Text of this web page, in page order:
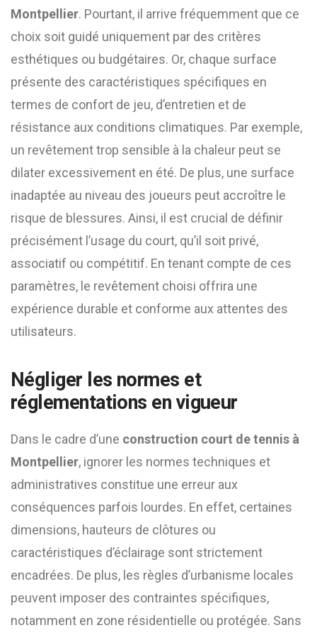
Montpellier. Pourtant, il arrive fréquemment que ce
choix soit guidé uniquement par des critères
esthétiques ou budgétaires. Or, chaque surface
présente des caractéristiques spécifiques en
termes de confort de jeu, d’entretien et de
résistance aux conditions climatiques. Par exemple,
un revêtement trop sensible à la chaleur peut se
dilater excessivement en été. De plus, une surface
inadaptée au niveau des joueurs peut accroître le
risque de blessures. Ainsi, il est crucial de définir
précisément l’usage du court, qu’il soit privé,
associatif ou compétitif. En tenant compte de ces
paramètres, le revêtement choisi offrira une
expérience durable et conforme aux attentes des
utilisateurs.
Négliger les normes et
réglementations en vigueur
Dans le cadre d’une construction court de tennis à
Montpellier, ignorer les normes techniques et
administratives constitue une erreur aux
conséquences parfois lourdes. En effet, certaines
dimensions, hauteurs de clôtures ou
caractéristiques d’éclairage sont strictement
encadrées. De plus, les règles d’urbanisme locales
peuvent imposer des contraintes spécifiques,
notamment en zone résidentielle ou protégée. Sans